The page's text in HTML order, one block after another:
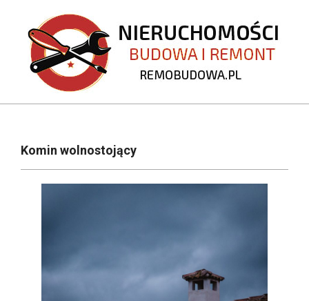
content
REMOBUDOWA.PL
NavigationKomin wolnostojący